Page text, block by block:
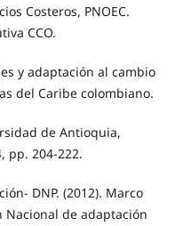
Costeros, PNOEC.
CCO.
y adaptación al cambio
del Caribe colombiano.
de Antioquia,
pp. 204-222.
DNP. (2012). Marco
de adaptación